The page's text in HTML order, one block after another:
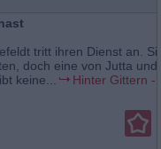
tritt ihren Dienst an.
doch eine von Jutta und
keine...
Hinter Gittern -